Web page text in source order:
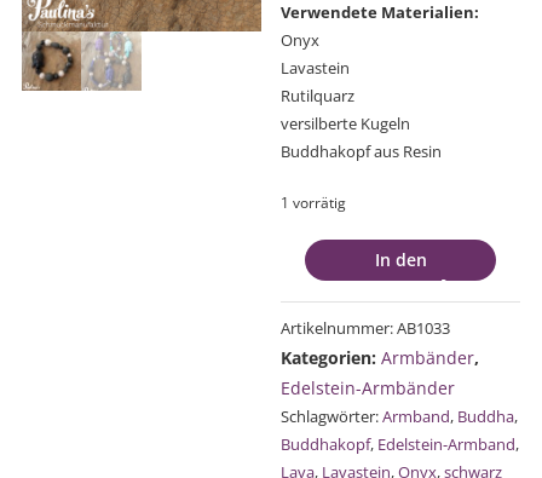
Verwendete Materialien:
Onyx
Lavastein
Rutilquarz
versilberte Kugeln
Buddhakopf aus Resin
1 vorrätig
Edelsteinarmband
Buddha
schwarz
Menge
In den
Artikelnummer:AB1033
Kategorien:Armbänder,
Edelstein-Armbänder
Schlagwörter:Armband, Buddha,
Buddhakopf, Edelstein-Armband,
Lava, Lavastein,Onyx,schwarz